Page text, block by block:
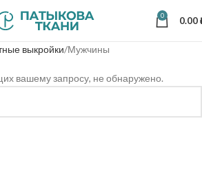
0 0.00
выкройки Мужчины
вашему запросу, не обнаружено.